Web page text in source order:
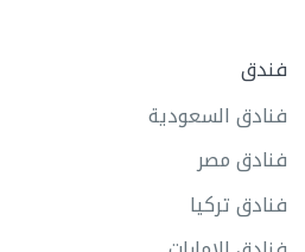
فندق
فنادق السعودية
فنادق مصر
فنادق تركيا